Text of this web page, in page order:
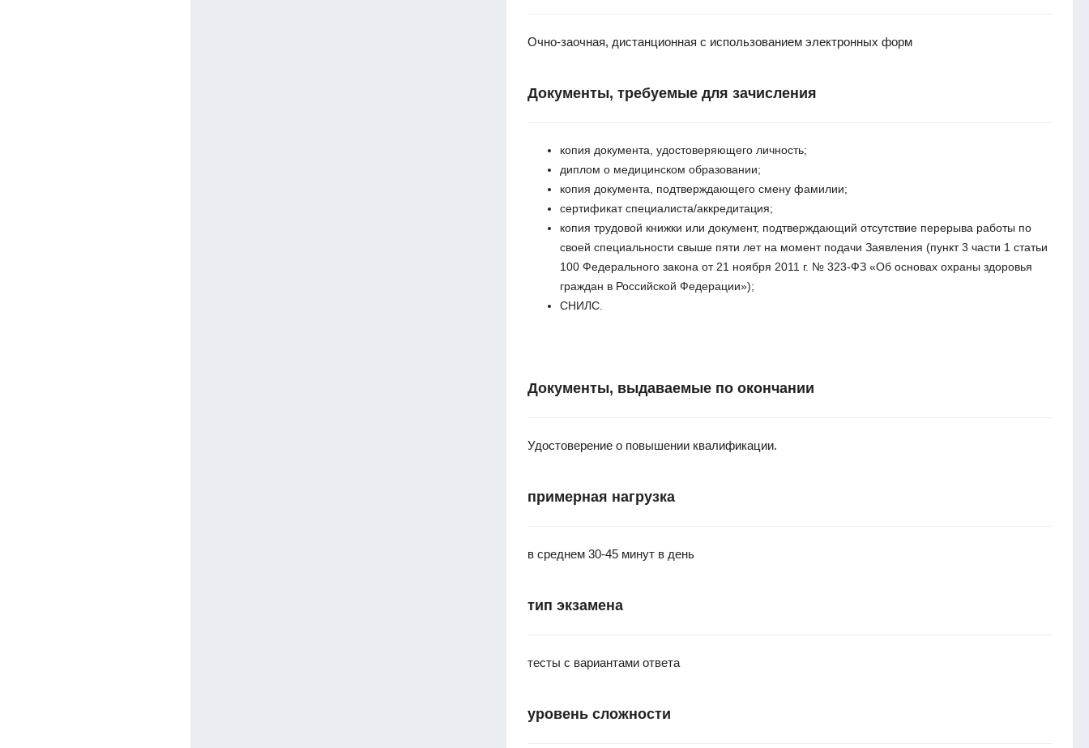
Очно-заочная, дистанционная с использованием электронных форм
Документы, требуемые для зачисления
копия документа, удостоверяющего личность;
диплом о медицинском образовании;
копия документа, подтверждающего смену фамилии;
сертификат специалиста/аккредитация;
копия трудовой книжки или документ, подтверждающий отсутствие перерыва работы по
своей специальности свыше пяти лет на момент подачи Заявления (пункт 3 части 1 статьи
100 Федерального закона от 21 ноября 2011 г. № 323-ФЗ «Об основах охраны здоровья
граждан в Российской Федерации»);
СНИЛС.
Документы, выдаваемые по окончании
Удостоверение о повышении квалификации.
примерная нагрузка
в среднем 30-45 минут в день
тип экзамена
тесты с вариантами ответа
уровень сложности